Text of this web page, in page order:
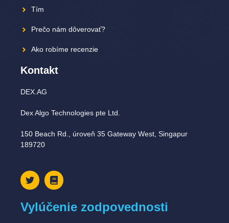
Tím
Prečo nám dôverovať?
Ako robíme recenzie
Kontakt
DEX.AG
Dex Algo Technologies pte Ltd.
150 Beach Rd., úroveň 35 Gateway West, Singapur
189720
Vylúčenie zodpovednosti